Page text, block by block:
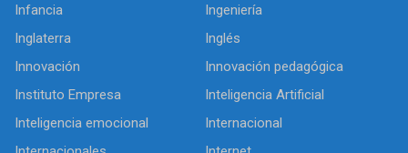
Infancia
Ingeniería
Inglaterra
Inglés
Innovación
Innovación pedagógica
Instituto Empresa
Inteligencia Artificial
Inteligencia emocional
Internacional